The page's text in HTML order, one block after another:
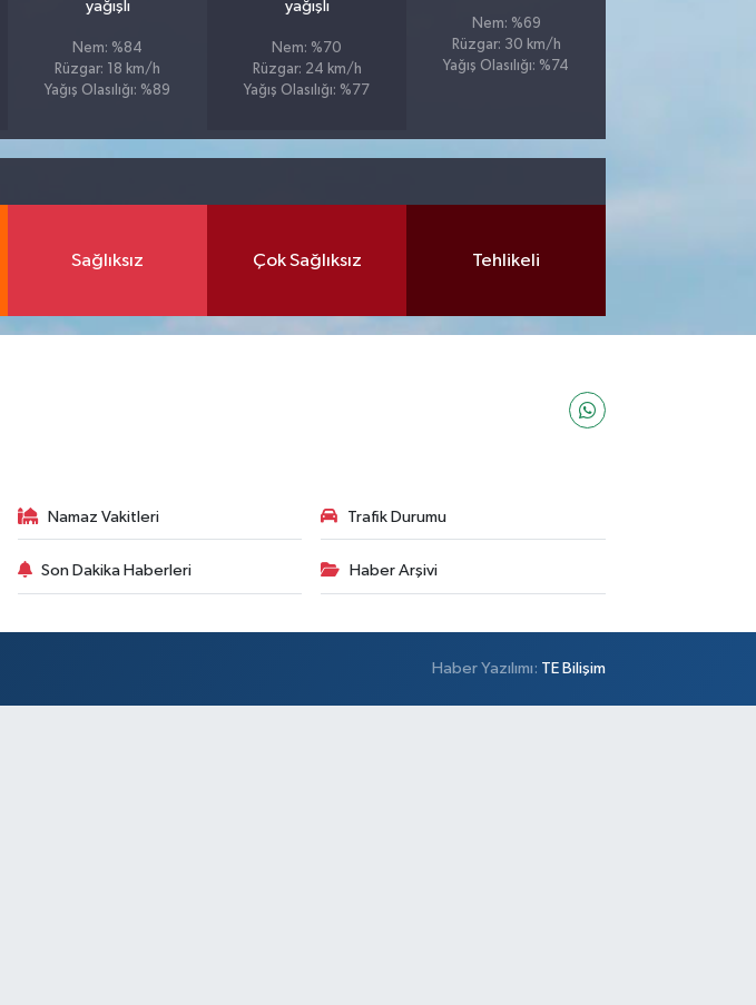
yağışlı
Nem: %84
Rüzgar: 18 km/h
Yağış Olasılığı: %89
yağışlı
Nem: %70
Rüzgar: 24 km/h
Yağış Olasılığı: %77
Nem: %69
Rüzgar: 30 km/h
Yağış Olasılığı: %74
Sağlıksız Çok Sağlıksız Tehlikeli
Namaz Vakitleri Trafik Durumu
Son Dakika Haberleri Haber Arşivi
Haber Yazılımı: TE Bilişim